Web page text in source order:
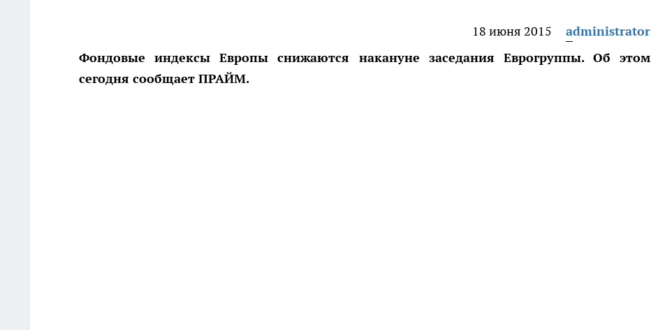
18 июня 2015
administrator
Фондовые индексы Европы снижаются накануне заседания Еврогруппы. Об этом
сегодня сообщает ПРАЙМ.